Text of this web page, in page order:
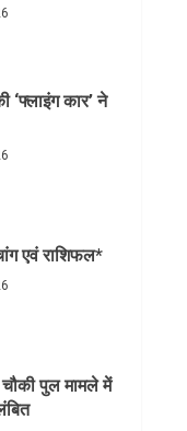
‘फ्लाइंग कार’ ने
एवं राशिफल*
पुल मामले में